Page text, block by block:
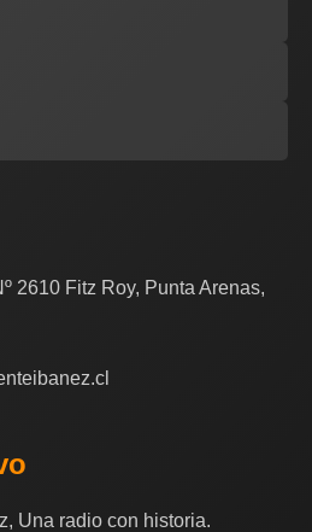
2610 Fitz Roy, Punta Arenas,
Una radio con historia.